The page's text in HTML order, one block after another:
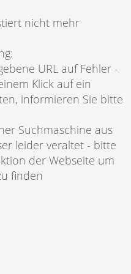
nicht mehr
:
URL auf Fehler -
Klick auf ein
informieren Sie bitte
Suchmaschine aus
leider veraltet - bitte
der Webseite um
finden